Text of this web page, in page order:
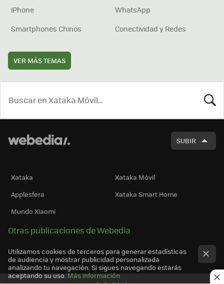
iPhone
WhatsApp
Smartphones Chinos
Conectividad y Redes
VER MÁS TEMAS
SUBIR
Xataka
Xataka Móvil
Applesfera
Xataka Smart Home
Mundo Xiaomi
Otras publicaciones de Webedia
Utilizamos cookies de terceros para generar estadísticas
de audiencia y mostrar publicidad personalizada
analizando tu navegación. Si sigues navegando estarás
aceptando su uso. Más información